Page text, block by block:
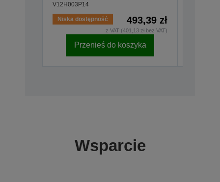
V12H003P14
Niska dostępność 493,39 zł
z VAT (401,13 zł bez VAT)
Przenieś do koszyka
Wsparcie